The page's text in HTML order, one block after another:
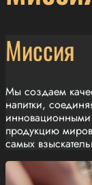
Миссия
Мы создаем
напитки,
продукцию
самых